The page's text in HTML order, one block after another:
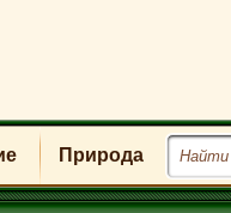
Природа